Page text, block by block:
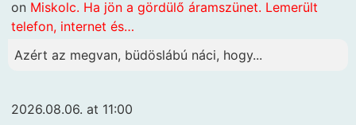
on Miskolc. Ha jön a gördülő áramszünet. Lemerült
telefon, internet és…
Azért az megvan, büdöslábú náci, hogy...
2026.08.06. at 11:00